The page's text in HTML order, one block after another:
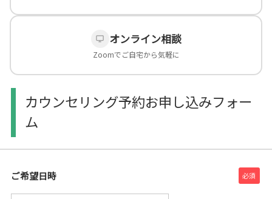
オンライン相談
Zoomでご自宅から気軽に
カウンセリング予約お申し込みフォー
ム
ご希望日時